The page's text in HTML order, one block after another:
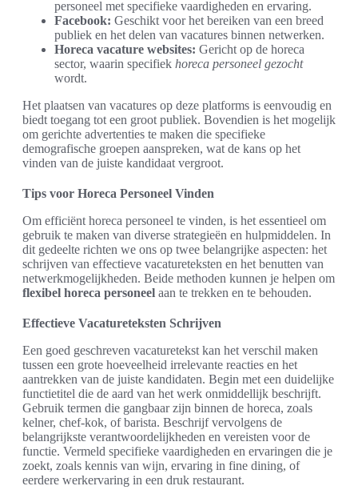
personeel met specifieke vaardigheden en ervaring.
Facebook: Geschikt voor het bereiken van een breed
publiek en het delen van vacatures binnen netwerken.
Horeca vacature websites: Gericht op de horeca
sector, waarin specifiek horeca personeel gezocht
wordt.
Het plaatsen van vacatures op deze platforms is eenvoudig en
biedt toegang tot een groot publiek. Bovendien is het mogelijk
om gerichte advertenties te maken die specifieke
demografische groepen aanspreken, wat de kans op het
vinden van de juiste kandidaat vergroot.
Tips voor Horeca Personeel Vinden
Om efficiënt horeca personeel te vinden, is het essentieel om
gebruik te maken van diverse strategieën en hulpmiddelen. In
dit gedeelte richten we ons op twee belangrijke aspecten: het
schrijven van effectieve vacatureteksten en het benutten van
netwerkmogelijkheden. Beide methoden kunnen je helpen om
flexibel horeca personeel aan te trekken en te behouden.
Effectieve Vacatureteksten Schrijven
Een goed geschreven vacaturetekst kan het verschil maken
tussen een grote hoeveelheid irrelevante reacties en het
aantrekken van de juiste kandidaten. Begin met een duidelijke
functietitel die de aard van het werk onmiddellijk beschrijft.
Gebruik termen die gangbaar zijn binnen de horeca, zoals
kelner, chef-kok, of barista. Beschrijf vervolgens de
belangrijkste verantwoordelijkheden en vereisten voor de
functie. Vermeld specifieke vaardigheden en ervaringen die je
zoekt, zoals kennis van wijn, ervaring in fine dining, of
eerdere werkervaring in een druk restaurant.